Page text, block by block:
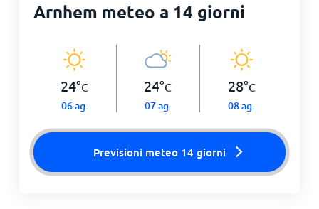
Arnhem meteo a 14 giorni
24°C
06 ag.
24°C
07 ag.
28°C
08 ag.
Previsioni meteo 14 giorni